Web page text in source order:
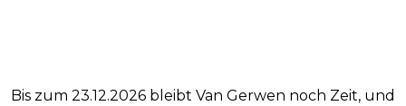
Bis zum 23.12.2026 bleibt Van Gerwen noch Zeit, und